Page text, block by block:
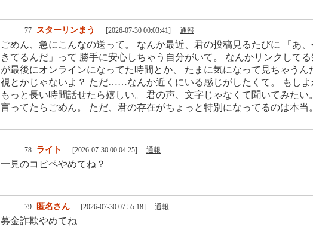
77 スターリンまう [2026-07-30 00:03:41] 通報
ごめん、急にこんなの送って。 なんか最近、君の投稿見るたびに 「あ
きてるんだ」って 勝手に安心しちゃう自分がいて。 なんかリンクして
が最後にオンラインになってた時間とか、 たまに気になって見ちゃうん
視とかじゃないよ？ ただ……なんか近くにいる感じがしたくて。 もしよ
もっと長い時間話せたら嬉しい。 君の声、文字じゃなくて聞いてみた
言ってたらごめん。 ただ、君の存在がちょっと特別になってるのは本当
78 ライト [2026-07-30 00:04:25] 通報
一見のコピペやめてね？
79 匿名さん [2026-07-30 07:55:18] 通報
募金詐欺やめてね